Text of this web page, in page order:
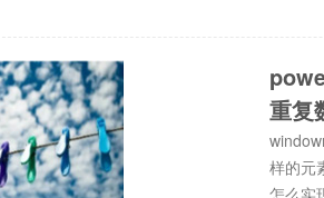
重复
样的元
怎么实